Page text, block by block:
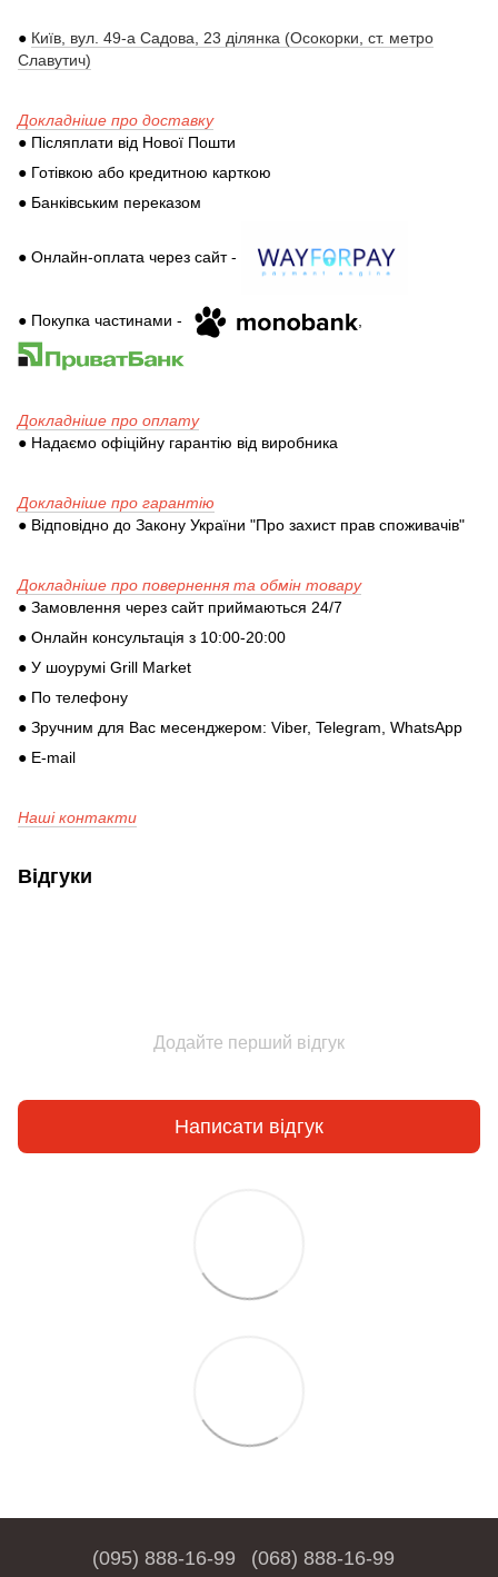
● Київ, вул. 49-а Садова, 23 ділянка (Осокорки, ст. метро
Славутич)
Докладніше про доставку
● Післяплати від Нової Пошти
● Готівкою або кредитною карткою
● Банківським переказом
● Онлайн-оплата через сайт -
● Покупка частинами - ,
Докладніше про оплату
● Надаємо офіційну гарантію від виробника
Докладніше про гарантію
● Відповідно до Закону України "Про захист прав споживачів"
Докладніше про повернення та обмін товару
● Замовлення через сайт приймаються 24/7
● Онлайн консультація з 10:00-20:00
● У шоурумі Grill Market
● По телефону
● Зручним для Вас месенджером: Viber, Telegram, WhatsApp
● E-mail
Наші контакти
Відгуки
Додайте перший відгук
Написати відгук
(095) 888-16-99 (068) 888-16-99